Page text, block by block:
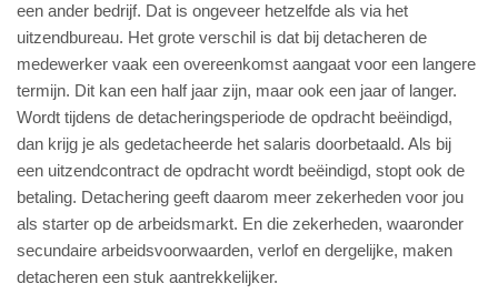
een ander bedrijf. Dat is ongeveer hetzelfde als via het
uitzendbureau. Het grote verschil is dat bij detacheren de
medewerker vaak een overeenkomst aangaat voor een langere
termijn. Dit kan een half jaar zijn, maar ook een jaar of langer.
Wordt tijdens de detacheringsperiode de opdracht beëindigd,
dan krijg je als gedetacheerde het salaris doorbetaald. Als bij
een uitzendcontract de opdracht wordt beëindigd, stopt ook de
betaling. Detachering geeft daarom meer zekerheden voor jou
als starter op de arbeidsmarkt. En die zekerheden, waaronder
secundaire arbeidsvoorwaarden, verlof en dergelijke, maken
detacheren een stuk aantrekkelijker.